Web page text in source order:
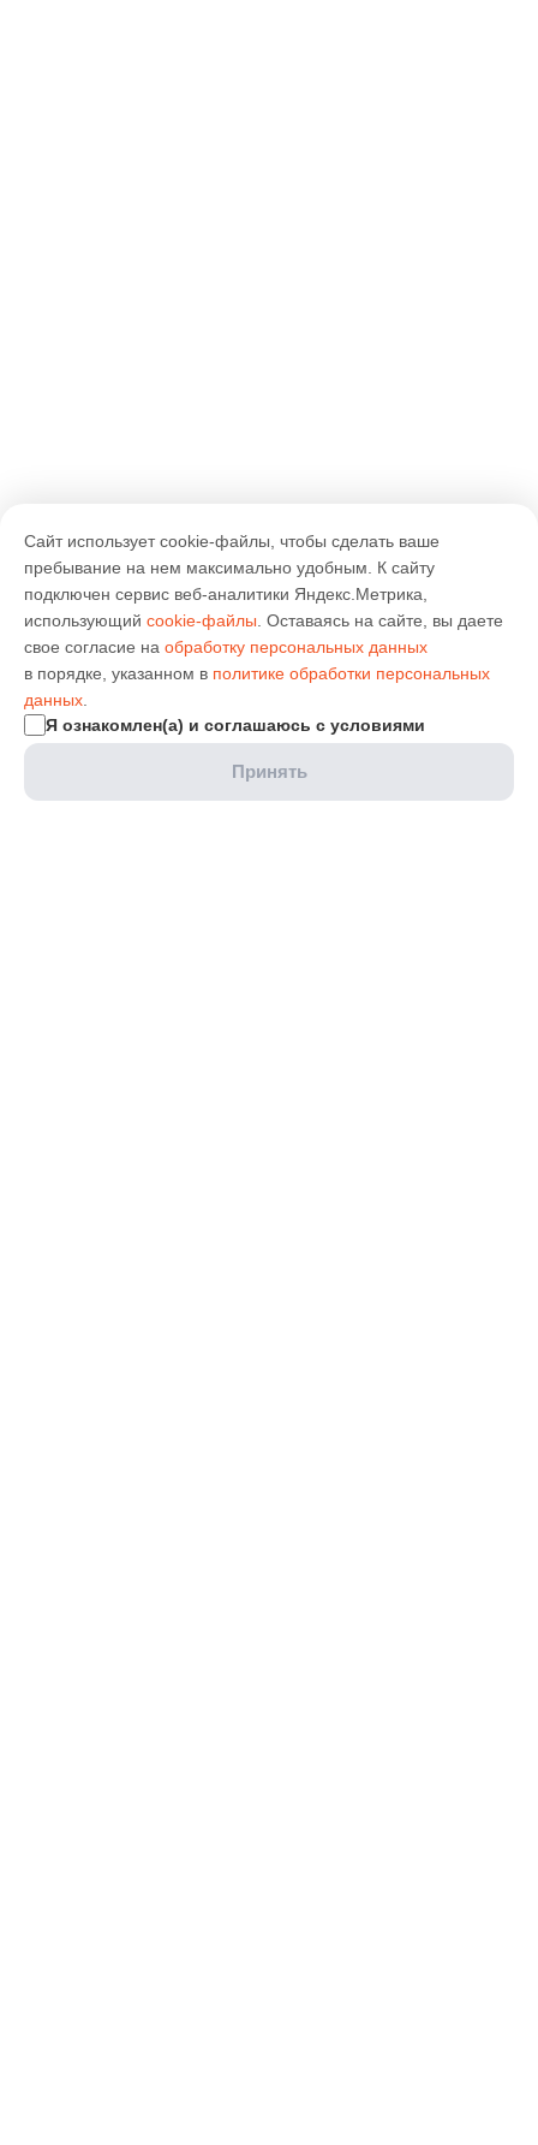
Сайт использует cookie-файлы, чтобы сделать ваше
пребывание на нем максимально удобным. К cайту
подключен сервис веб-аналитики Яндекс.Метрика,
использующий cookie-файлы . Оставаясь на сайте, вы даете
свое согласие на обработку персональных данных
в порядке, указанном в политике обработки персональных
данных
Я ознакомлен(а) и соглашаюсь с условиями
Принять